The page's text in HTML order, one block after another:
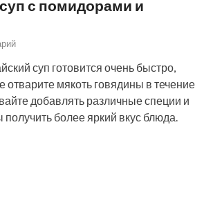
с помидорами и
суп готовится очень быстро,
отварите мякоть говядины в течение
добавлять различные специи и
получить более яркий вкус блюда.